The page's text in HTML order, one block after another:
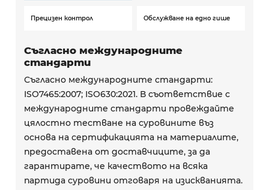
Прецизен контрол Обслужване на едно гише
Съгласно международните
стандарти
Съгласно международните стандарти:
ISO7465:2007; ISO630:2021. В съответствие с
международните стандарти провеждайте
цялостно тестване на суровините въз
основа на сертификацията на материалите,
предоставена от доставчиците, за да
гарантирате, че качеството на всяка
партида суровини отговаря на изискванията.